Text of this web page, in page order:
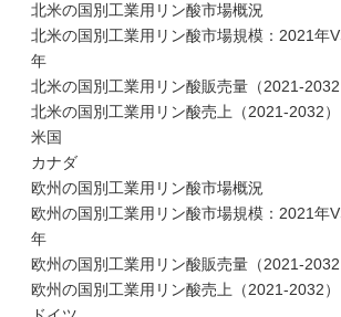
北米の国別工業用リン酸市場概況
北米の国別工業用リン酸市場規模：2021年
年
北米の国別工業用リン酸販売量（2021-2032
北米の国別工業用リン酸売上（2021-2032）
米国
カナダ
欧州の国別工業用リン酸市場概況
欧州の国別工業用リン酸市場規模：2021年
年
欧州の国別工業用リン酸販売量（2021-2032
欧州の国別工業用リン酸売上（2021-2032）